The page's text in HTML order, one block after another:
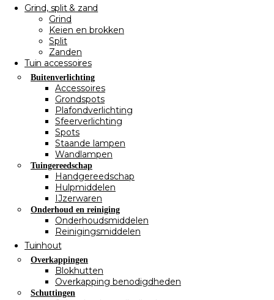
Grind, split & zand
Grind
Keien en brokken
Split
Zanden
Tuin accessoires
Buitenverlichting
Accessoires
Grondspots
Plafondverlichting
Sfeerverlichting
Spots
Staande lampen
Wandlampen
Tuingereedschap
Handgereedschap
Hulpmiddelen
IJzerwaren
Onderhoud en reiniging
Onderhoudsmiddelen
Reinigingsmiddelen
Tuinhout
Overkappingen
Blokhutten
Overkapping benodigdheden
Schuttingen